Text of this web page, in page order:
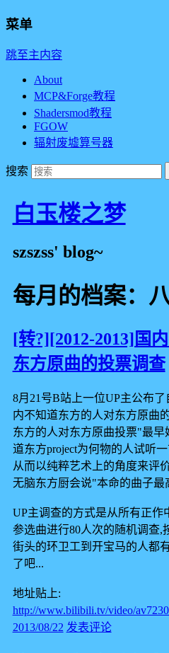
菜单
跳至主内容
About
MCP&Forge教程
Shadersmod教程
FGOW
辐射废墟算号器
搜索
白玉楼之梦
szszss' blog~
每月的档案：
[转?][2012-2013]国
东方原曲的投票调查
8月21号B站上一位UP主公布
内不知道东方的人对东方原曲
东方的人对东方原曲投票"最早
道东方project为何物的人试听
从而以纯粹艺术上的角度来评
无脑东方厨会说"本命的曲子最
UP主调查的方式是从所有正作
参选曲进行80人次的随机调查,
街头的环卫工到开宝马的人都
了吧...
地址贴上:
http://www.bilibili.tv/video/
2013/08/22 发表评论